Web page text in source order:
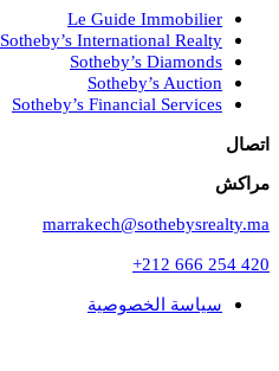
Le Guide Immobilier
Sotheby’s International Realty
Sotheby’s Diamonds
Sotheby’s Auction
Sotheby’s Financial Services
اتصال
مراكش
marrakech@sothebysrealty.ma
+212 666 254 420
سياسة الخصوصية